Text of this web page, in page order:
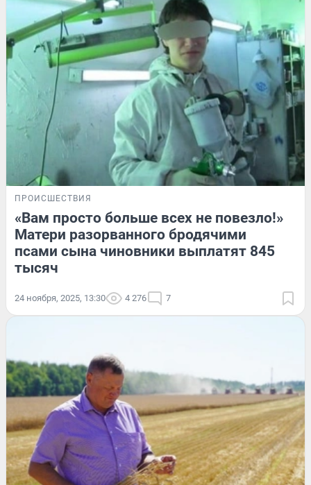
ПРОИСШЕСТВИЯ
«Вам просто больше всех не повезло!»
Матери разорванного бродячими
псами сына чиновники выплатят 845
тысяч
24 ноября, 2025, 13:30 4 276 7